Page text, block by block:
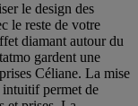
le design des
le reste de votre
diamant autour du
gardent une
Céliane. La mise
permet de